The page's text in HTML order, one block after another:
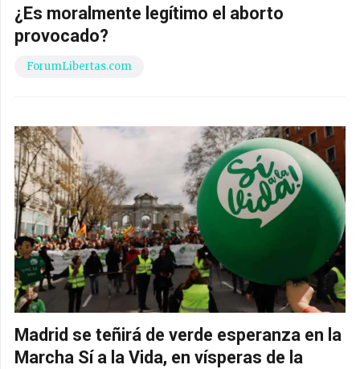
¿Es moralmente legítimo el aborto
provocado?
ForumLibertas.com
Madrid se teñirá de verde esperanza en la
Marcha Sí a la Vida, en vísperas de la